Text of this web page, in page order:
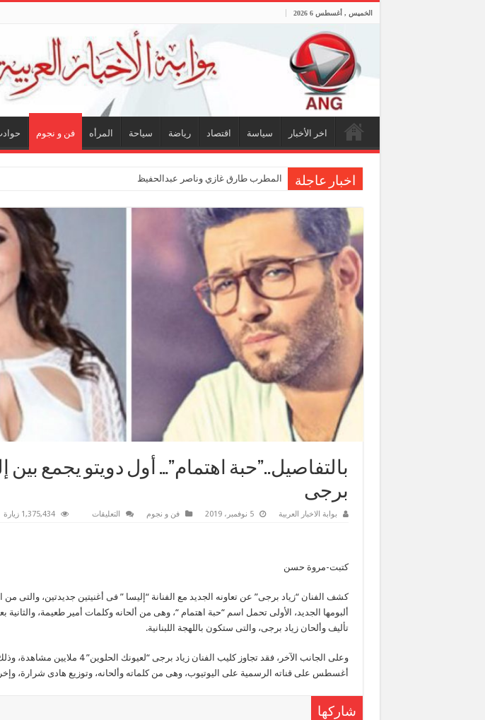
الخميس , أغسطس 6 2026
اخر الأخبار سياسة اقتصاد رياضة سياحة المرأه فن و نجوم
اخبار عاجلة المطرب طارق غازي وناصر عبدالحفيظ.. شراكة فنية ترسم
بالتفاصيل..”حبة اهتمام”… أول دويتو يجمع بين
برجى
بوابة الاخبار العربية 5 نوفمبر، 2019 فن و نجوم التعليقات
برجى
مغلقة
1,375,434 زيارة
كتبت-مروة حسن
كشف الفنان “زياد برجى” عن تعاونه الجديد مع الفنانة “إليسا ” فى أغنيتين جديدتين، والتى
ألبومها الجديد، الأولى تحمل اسم “حبة اهتمام “، وهى من ألحانه وكلمات أمير طعيمة، والثانية
تأليف وألحان زياد برجى، والتى ستكون باللهجة اللبنانية.
أغسطس على قناته الرسمية على اليوتيوب، وهى من كلماته وألحانه، وتوزيع هادى شرارة،
شاركها